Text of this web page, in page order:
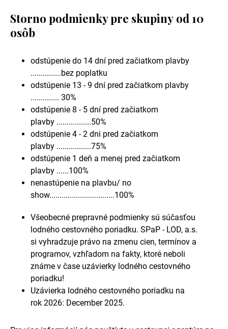
Storno podmienky pre skupiny od 10
osôb
odstúpenie do 14 dní pred začiatkom plavby
...............bez poplatku
odstúpenie 13 - 9 dní pred začiatkom plavby
.............. 30%
odstúpenie 8 - 5 dní pred začiatkom
plavby .................50%
odstúpenie 4 - 2 dni pred začiatkom
plavby .................75%
odstúpenie 1 deň a menej pred začiatkom
plavby ......100%
nenastúpenie na plavbu/ no
show................................100%
Všeobecné prepravné podmienky sú súčasťou
lodného cestovného poriadku. SPaP - LOD, a.s.
si vyhradzuje právo na zmenu cien, termínov a
programov, vzhľadom na fakty, ktoré neboli
známe v čase uzávierky lodného cestovného
poriadku!
Uzávierka lodného cestovného poriadku na
rok 2026: December 2025.